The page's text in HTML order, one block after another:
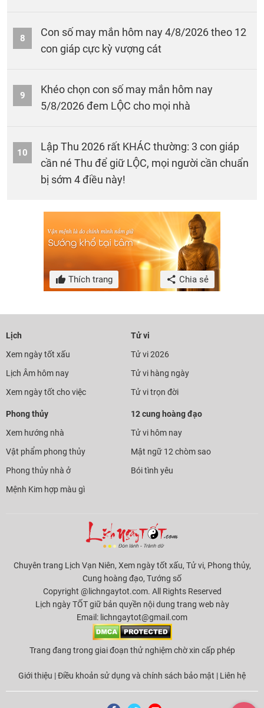
8
Con số may mắn hôm nay 4/8/2026 theo 12
con giáp cực kỳ vượng cát
9
Khéo chọn con số may mắn hôm nay
5/8/2026 đem LỘC cho mọi nhà
10
Lập Thu 2026 rất KHÁC thường: 3 con giáp
cần né Thu để giữ LỘC, mọi người cần chuẩn
bị sớm 4 điều này!
Thích trang Chia sẻ
Lịch
Xem ngày tốt xấu
Lịch Âm hôm nay
Xem ngày tốt cho việc
Tử vi
Tử vi 2026
Tử vi hàng ngày
Tử vi trọn đời
Phong thủy
Xem hướng nhà
Vật phẩm phong thủy
Phong thủy nhà ở
Mệnh Kim hợp màu gì
12 cung hoàng đạo
Tử vi hôm nay
Mật ngữ 12 chòm sao
Bói tình yêu
Chuyên trang Lịch Vạn Niên, Xem ngày tốt xấu, Tử vi, Phong thủy,
Cung hoàng đạo, Tướng số
Copyright @lichngaytot.com. All Rights Reserved
Lịch ngày TỐT giữ bản quyền nội dung trang web này
Email: lichngaytot@gmail.com
Trang đang trong giai đoạn thử nghiệm chờ xin cấp phép
Giới thiệu |Điều khoản sử dụng và chính sách bảo mật | Liên hệ